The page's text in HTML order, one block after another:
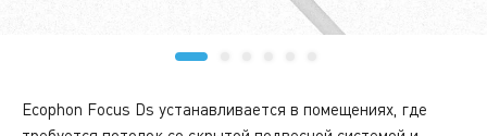
Ecophon Focus Ds устанавливается в помещениях, где